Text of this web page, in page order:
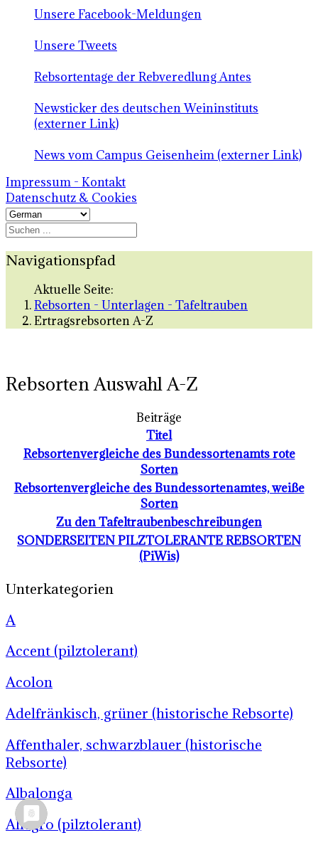
Unsere Facebook-Meldungen
Unsere Tweets
Rebsortentage der Rebveredlung Antes
Newsticker des deutschen Weininstituts
(externer Link)
News vom Campus Geisenheim (externer Link)
Impressum - Kontakt
Datenschutz & Cookies
Navigationspfad
Aktuelle Seite:
Rebsorten - Unterlagen - Tafeltrauben
Ertragsrebsorten A-Z
Rebsorten Auswahl A-Z
Beiträge
Titel
Rebsortenvergleiche des Bundessortenamts rote
Sorten
Rebsortenvergleiche des Bundessortenamtes, weiße
Sorten
Zu den Tafeltraubenbeschreibungen
SONDERSEITEN PILZTOLERANTE REBSORTEN
(PiWis)
Unterkategorien
A
Accent (pilztolerant)
Acolon
Adelfränkisch, grüner (historische Rebsorte)
Affenthaler, schwarzblauer (historische
Rebsorte)
Albalonga
Allegro (pilztolerant)